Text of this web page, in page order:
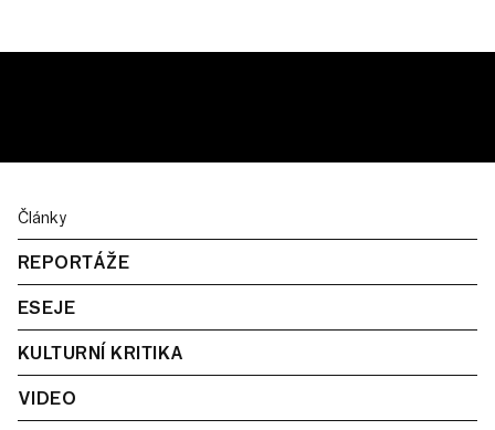
Články
REPORTÁŽE
ESEJE
KULTURNÍ KRITIKA
VIDEO